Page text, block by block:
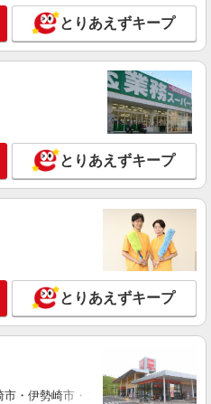
とりあえずキープ
とりあえずキープ
とりあえずキープ
・伊勢崎市・太田市・館林市・藤